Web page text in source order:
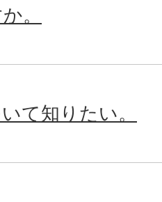
。
て知りたい。